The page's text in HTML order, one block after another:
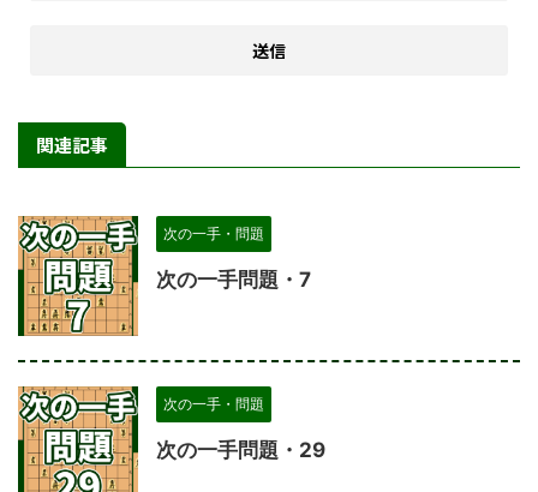
関連記事
次の一手・問題
次の一手問題・7
次の一手・問題
次の一手問題・29